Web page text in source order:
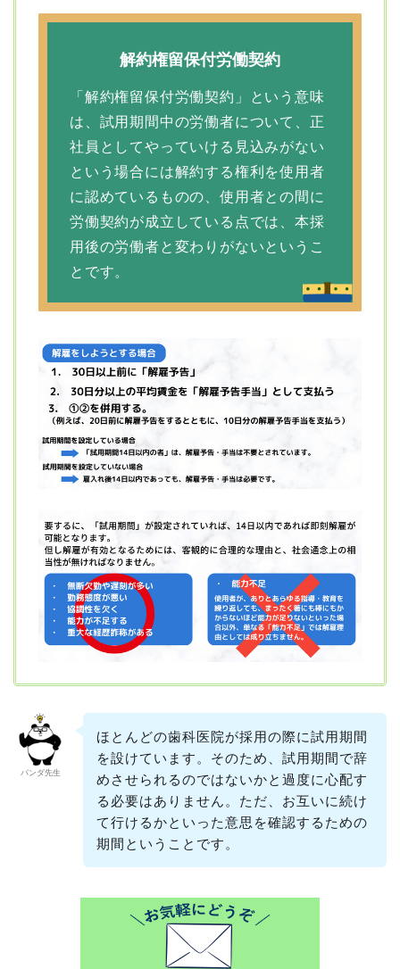
解約権留保付労働契約
「解約権留保付労働契約」という意味
は、試用期間中の労働者について、正
社員としてやっていける見込みがない
という場合には解約する権利を使用者
に認めているものの、使用者との間に
労働契約が成立している点では、本採
用後の労働者と変わりがないというこ
とです。
パンダ先生
ほとんどの歯科医院が採用の際に試用期間
を設けています。そのため、試用期間で辞
めさせられるのではないかと過度に心配す
る必要はありません。ただ、お互いに続け
て行けるかといった意思を確認するための
期間ということです。